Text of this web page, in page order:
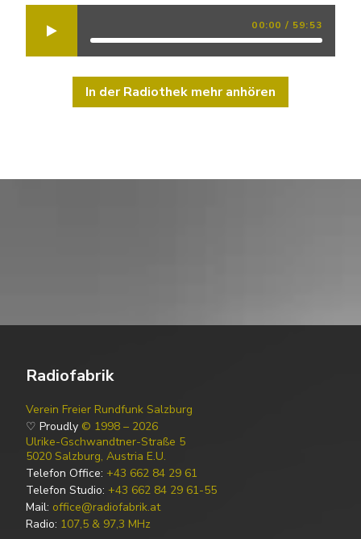
00:00 / 59:53
In der Radiothek mehr anhören
Radiofabrik
Verein Freier Rundfunk Salzburg
♡ Proudly © 1998 – 2026
Ulrike-Gschwandtner-Straße 5
5020 Salzburg, Austria E.U.
Telefon Office: +43 662 84 29 61
Telefon Studio: +43 662 84 29 61-55
Mail: office@radiofabrik.at
Radio: 107,5 & 97,3 MHz